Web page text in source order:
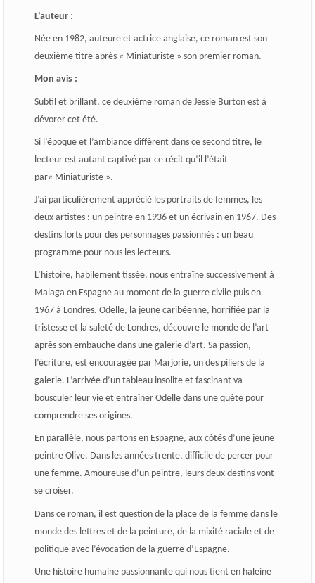
L’auteur:
Née en 1982, auteure et actrice anglaise, ce roman est son
deuxième titre après « Miniaturiste » son premier roman.
Mon avis :
Subtil et brillant, ce deuxième roman de Jessie Burton est à
dévorer cet été.
Si l’époque et l’ambiance diffèrent dans ce second titre, le
lecteur est autant captivé par ce récit qu’il l’était
par« Miniaturiste ».
J’ai particulièrement apprécié les portraits de femmes, les
deux artistes : un peintre en 1936 et un écrivain en 1967. Des
destins forts pour des personnages passionnés : un beau
programme pour nous les lecteurs.
L’histoire, habilement tissée, nous entraîne successivement à
Malaga en Espagne au moment de la guerre civile puis en
1967 à Londres. Odelle, la jeune caribéenne, horrifiée par la
tristesse et la saleté de Londres, découvre le monde de l’art
après son embauche dans une galerie d’art. Sa passion,
l’écriture, est encouragée par Marjorie, un des piliers de la
galerie. L’arrivée d’un tableau insolite et fascinant va
bousculer leur vie et entraîner Odelle dans une quête pour
comprendre ses origines.
En parallèle, nous partons en Espagne, aux côtés d’une jeune
peintre Olive. Dans les années trente, difficile de percer pour
une femme. Amoureuse d’un peintre, leurs deux destins vont
se croiser.
Dans ce roman, il est question de la place de la femme dans le
monde des lettres et de la peinture, de la mixité raciale et de
politique avec l’évocation de la guerre d’Espagne.
Une histoire humaine passionnante qui nous tient en haleine